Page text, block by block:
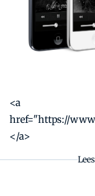
Zoeken
<a
href="https://
</a>